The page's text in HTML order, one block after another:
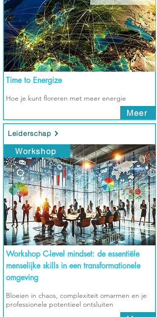
Time to Energize
Hoe je kunt floreren met meer energie
Meer
Leiderschap
Workshop
Workshop C-level mindset: de essentiële
menselijke skills in een transformationele
omgeving
Bloeien in chaos, complexiteit omarmen en je
professionele potentieel ontsluiten